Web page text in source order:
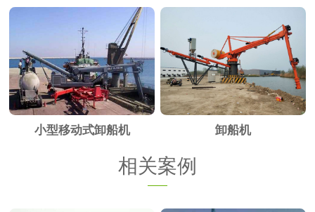
小型移动式卸船机 卸船机
相关案例